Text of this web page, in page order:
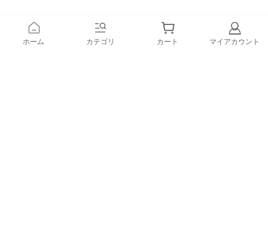
ホーム カテゴリ カート マイアカウント